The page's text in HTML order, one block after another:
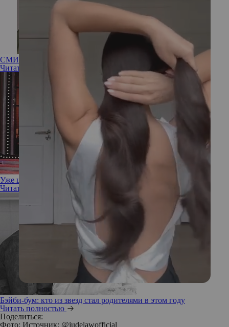
СМИ: Джиджи Хадид уже стала мамой
Читать полностью
Уже шестой: 62-летний Алек Болдуин снова стал отцом
Читать полностью
Бэйби-бум: кто из звезд стал родителями в этом году
Читать полностью
Поделиться:
Фото: Источник: @judelawofficial_